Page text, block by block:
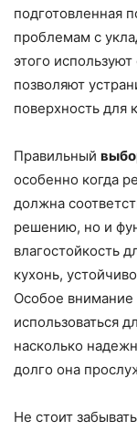
подготовленная
проблемам с
этого
позволяют
поверхность для
Правильный
особенно когда
должна
решению, но и
влагостойкость
кухонь,
Особое внимание
использоваться
насколько
долго она
Не стоит